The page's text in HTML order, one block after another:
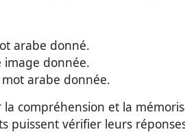
arabe donné.
donnée.
arabe donnée.
compréhension et la
puissent vérifier leurs